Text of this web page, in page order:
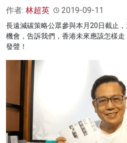
作者: 林超英 2019-09-11
長遠減碳策略公眾參與本月20日截止
機會，告訴我們，香港未來應該怎樣
發聲！